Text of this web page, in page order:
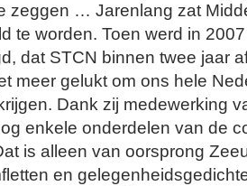
zeggen … Jarenlang zat
te worden. Toen werd in
dat STCN binnen twee jaar
meer gelukt om ons hele
Dank zij medewerking
enkele onderdelen van de
is alleen van oorsprong
en